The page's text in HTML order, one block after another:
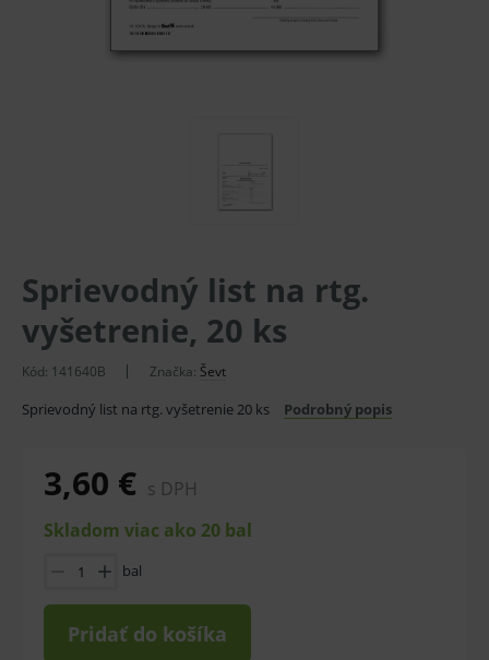
Sprievodný list na rtg.
vyšetrenie, 20 ks
Kód: 141640B Značka: Ševt
Sprievodný list na rtg. vyšetrenie 20 ks Podrobný popis
3,60 € s DPH
Skladom viac ako 20 bal
bal
Pridať do košíka